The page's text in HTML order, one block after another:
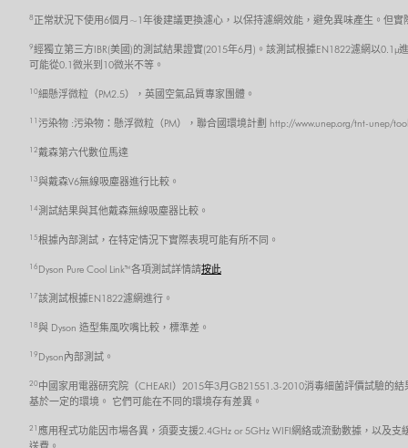
8 正常狀況下使用6個月~1年後建議更換濾心，以保持濾網效能，避免異味產生。但
9經獨立第三方IBR(美國)的測試結果證實(2015年6月)。該測試根據EN1822濾網以
可能從0.1微米到10微米不等。
10細懸浮微粒（PM2.5），英國空氣品質專家團體。
11 污染物 :污染物：懸浮微粒（PM），聯合國環境計劃 http://www.unep.org/tnt-unep/
12戴森第六代數位馬達
13與戴森V6無線吸塵器進行比較。
14 測試結果與其他戴森無線吸塵器比較。
15根據內部測試，在特定情況下實際表現可能有所不同。
16 Dyson Pure Cool Link™ 各項測試詳情請按此
17該測試根據EN1822濾網進行。
18與 Dyson 造型集風吹嘴比較，標準差。
19 Dyson內部測試。
20中國家用電器研究院（CHEARI）2015年3月GB21551.3-2010消毒細菌評價試驗的
基於一定的環境。 它們可能在不同的環境存有差異。
21 應用程式功能因市場各異，須要支援2.4GHz or 5GHz WIFI網絡或流動數據，以及